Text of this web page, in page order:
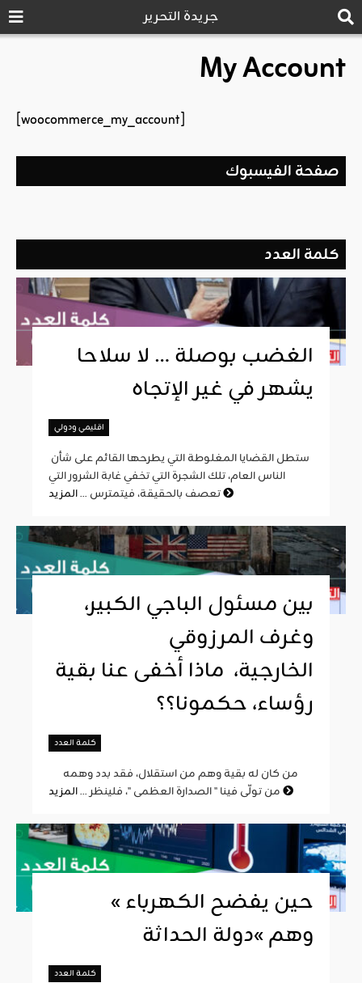
جريدة التحرير
My Account
[woocommerce_my_account]
صفحة الفيسبوك
كلمة العدد
الغضب بوصلة … لا سلاحا
يشهر في غير الإتجاه
اقليمي ودولي
الناس العام، تلك الشجرة التي تخفي غابة الشرور التي
تعصف بالحقيقة، فيتمترس ...
بين مسئول الباجي الكبير،
وغرف المرزوقي
الخارجية، ماذا أخفى عنا بقية
رؤساء، حكمونا؟؟
كلمة العدد
من تولّى فينا " الصدارة العظمى "، فلينظر ...
« حين يفضح الكهرباء
وهم »دولة الحداثة
كلمة العدد